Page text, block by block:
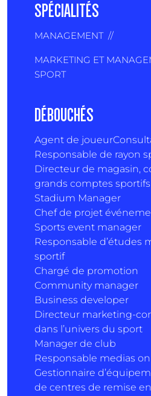
SPÉCIALITÉS
MANAGEMENT //
MARKETING ET
SPORT
DÉBOUCHÉS
Agent de joueur
Responsable de rayon
Directeur de magasin,
grands comptes sportifs
Stadium Manager
Chef de projet
Sports event manager
Responsable d’études
sportif
Chargé de promotion
Community manager
Business developer
Directeur marketing-
dans l’univers du sport
Manager de club
Responsable medias
Gestionnaire
de centres de remise